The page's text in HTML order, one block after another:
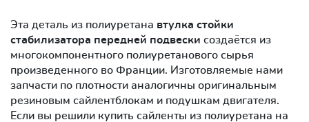
Эта деталь из полиуретана втулка стойки
стабилизатора передней подвески создаётся из
многокомпонентного полиуретанового сырья
произведенного во Франции. Изготовляемые нами
запчасти по плотности аналогичны оригинальным
резиновым сайлентблокам и подушкам двигателя.
Если вы решили купить сайленты из полиуретана на